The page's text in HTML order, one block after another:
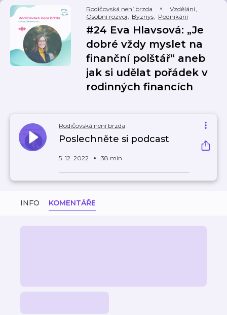
Rodičovská není brzda Vzdělání,
Osobní rozvoj, Byznys, Podnikání
#24 Eva Hlavsová: „Je
dobré vždy myslet na
finanční polštář“ aneb
jak si udělat pořádek v
rodinných financích
Rodičovská není brzda
Poslechněte si podcast
5. 12. 2022 38 min
INFO KOMENTÁŘE